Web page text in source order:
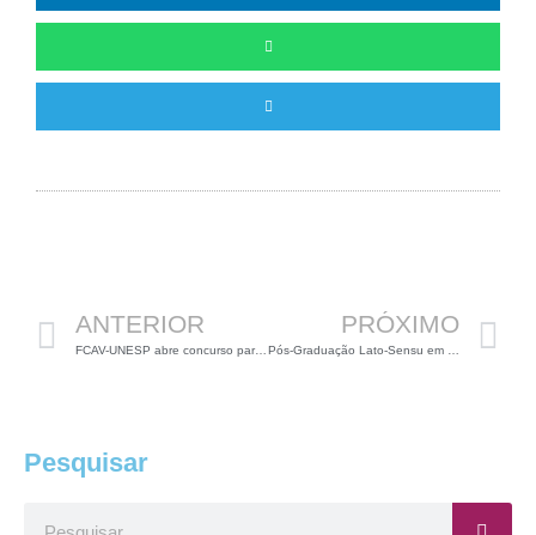
ANTERIOR
FCAV-UNESP abre concurso para Prof. Substituto do Depto. de Biologia Aplicada
PRÓXIMO
Pesquisar